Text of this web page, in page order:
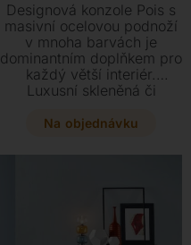
Designová konzole Pois s
masivní ocelovou podnoží
v mnoha barvách je
dominantním doplňkem pro
každý větší interiér.
Luxusní skleněná či
rozměru 150 x 45 x 75 cm
Na objednávku